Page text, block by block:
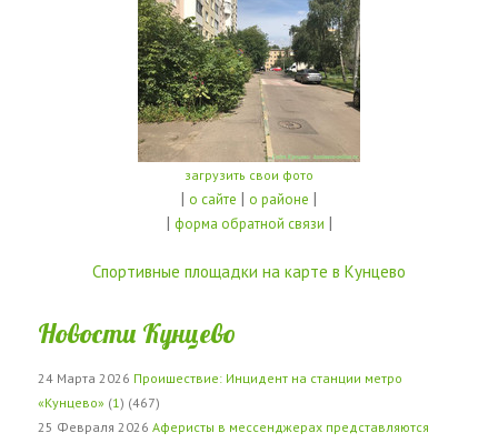
загрузить свои фото
| о сайте | о районе |
| форма обратной связи |
Спортивные площадки на карте в Кунцево
Новости Кунцево
24 Марта 2026 Проишествие: Инцидент на станции метро
«Кунцево» (1) (467)
25 Февраля 2026 Аферисты в мессенджерах представляются